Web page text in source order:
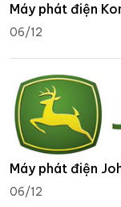
Máy phát điện
06/12
Máy phát điện
06/12